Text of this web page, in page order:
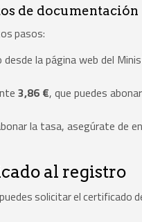
de documentación
pasos:
la página web del
3,86 €, que puedes
la tasa, asegúrate de
al registro
solicitar el certificado